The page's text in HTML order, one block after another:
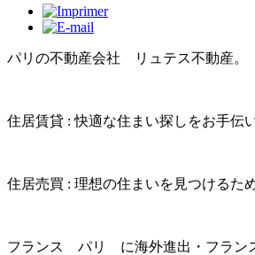
パリの不動産会社 リュテス不動産。
住居賃貸 : 快適な住まい探しをお手伝
住居売買 : 理想の住まいを見つけるた
フランス パリ に海外進出・フラ